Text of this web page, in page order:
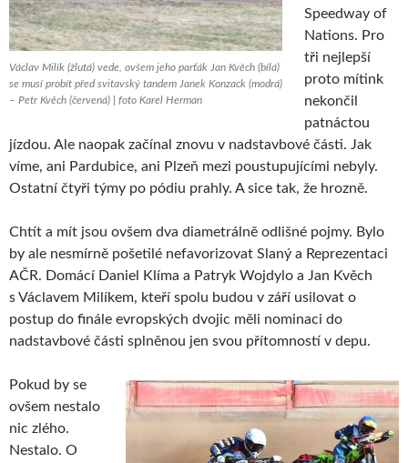
Václav Milík (žlutá) vede, ovšem jeho parťák Jan Kvěch (bílá)
se musí probít před svitavský tandem Janek Konzack (modrá)
– Petr Kvěch (červená) | foto Karel Herman
Speedway of
Nations. Pro
tři nejlepší
proto mítink
nekončil
patnáctou
jízdou. Ale naopak začínal znovu v nadstavbové části. Jak
víme, ani Pardubice, ani Plzeň mezi poustupujícími nebyly.
Ostatní čtyři týmy po pódiu prahly. A sice tak, že hrozně.
Chtít a mít jsou ovšem dva diametrálně odlišné pojmy. Bylo
by ale nesmírně pošetilé nefavorizovat Slaný a Reprezentaci
AČR. Domácí Daniel Klíma a Patryk Wojdylo a Jan Kvěch
s Václavem Milíkem, kteří spolu budou v září usilovat o
postup do finále evropských dvojic měli nominaci do
nadstavbové části splněnou jen svou přítomností v depu.
Pokud by se
ovšem nestalo
nic zlého.
Nestalo. O